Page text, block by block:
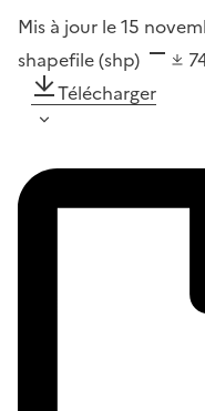
Mis à jour le 15
shapefile (shp)
Télécharger